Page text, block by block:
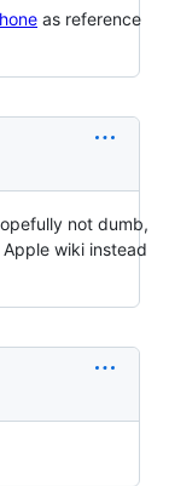
as reference
not dumb,
wiki instead